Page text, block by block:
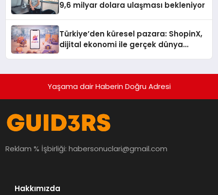
9,6 milyar dolara ulaşması bekleniyor
Türkiye’den küresel pazara: ShopinX,
dijital ekonomi ile gerçek dünya
Yaşama dair Haberin Doğru Adresi
Reklam % İşbirliği:habersonuclari@gmail.com
Hakkımızda